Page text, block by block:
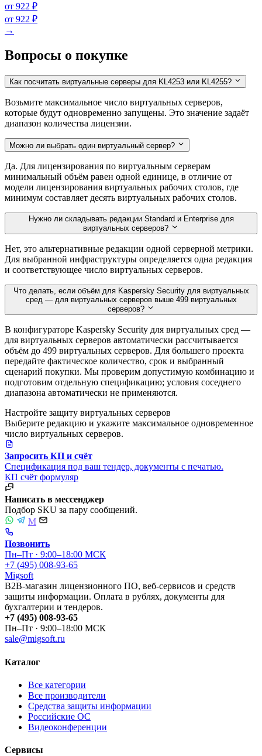
от 922 ₽
от 922 ₽
→
Вопросы о покупке
Как посчитать виртуальные серверы для KL4253 или KL4255?
Возьмите максимальное число виртуальных серверов,
которые будут одновременно запущены. Это значение задаёт
диапазон количества лицензии.
Можно ли выбрать один виртуальный сервер?
Да. Для лицензирования по виртуальным серверам
минимальный объём равен одной единице, в отличие от
модели лицензирования виртуальных рабочих столов, где
минимум составляет десять виртуальных рабочих столов.
Нужно ли складывать редакции Standard и Enterprise для
виртуальных серверов?
Нет, это альтернативные редакции одной серверной метрики.
Для выбранной инфраструктуры определяется одна редакция
и соответствующее число виртуальных серверов.
Что делать, если объём для Kaspersky Security для виртуальных
сред — для виртуальных серверов выше 499 виртуальных
серверов?
В конфигураторе Kaspersky Security для виртуальных сред —
для виртуальных серверов автоматически рассчитывается
объём до 499 виртуальных серверов. Для большего проекта
передайте фактическое количество, срок и выбранный
сценарий покупки. Мы проверим допустимую комбинацию и
подготовим отдельную спецификацию; условия соседнего
диапазона автоматически не применяются.
Настройте защиту виртуальных серверов
Выберите редакцию и укажите максимальное одновременное
число виртуальных серверов.
Запросить КП и счёт
Спецификация под ваш тендер, документы с печатью.
КП счёт формуляр
Написать в мессенджер
Подбор SKU за пару сообщений.
M
Позвонить
Пн–Пт · 9:00–18:00 МСК
+7 (495) 008-93-65
Migsoft
B2B-магазин лицензионного ПО, веб-сервисов и средств
защиты информации. Оплата в рублях, документы для
бухгалтерии и тендеров.
+7 (495) 008-93-65
Пн–Пт · 9:00–18:00 МСК
sale@migsoft.ru
Каталог
Все категории
Все производители
Средства защиты информации
Российские ОС
Видеоконференции
Сервисы